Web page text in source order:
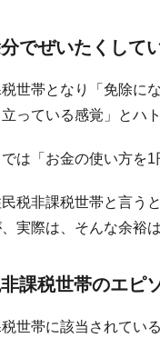
分でぜいたくして
世帯となり「免除に
っている感覚」とハ
は「お金の使い方を
税非課税世帯と言う
実際は、そんな余裕
課税世帯のエピ
世帯に該当されてい